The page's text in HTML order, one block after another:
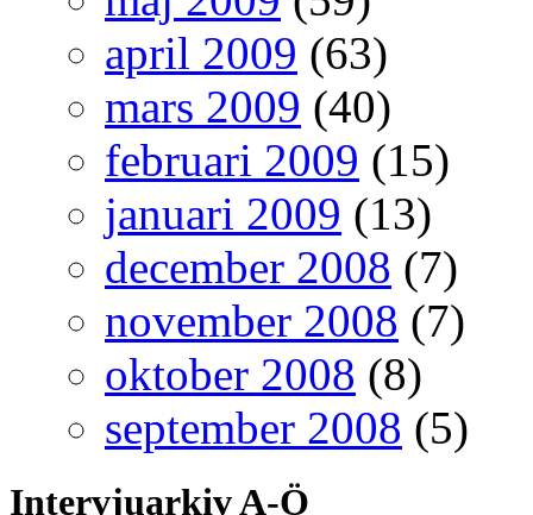
april 2009 (63)
mars 2009 (40)
februari 2009 (15)
januari 2009 (13)
december 2008 (7)
november 2008 (7)
oktober 2008 (8)
september 2008 (5)
Intervjuarkiv A-Ö